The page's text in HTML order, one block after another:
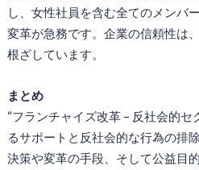
し、女性社員を含む全てのメンバ
変革が急務です。企業の信頼性は
根ざしています。
まとめ
“フランチャイズ改革 – 反社会的
るサポートと反社会的な行為の排
決策や変革の手段、そして公益目